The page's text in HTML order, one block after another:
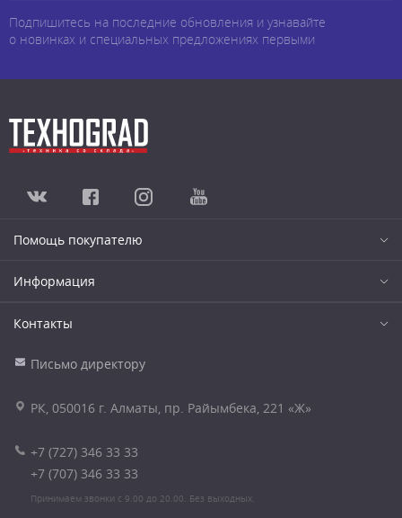
Подпишитесь на последние обновления и узнавайте
о новинках и специальных предложениях первыми
Помощь покупателю
Информация
Контакты
Письмо директору
РК, 050016 г. Алматы, пр. Райымбека, 221 «Ж»
+7 (727) 346 33 33
+7 (707) 346 33 33
Принимаем звонки с 9.00 до 20.00. Без выходных.